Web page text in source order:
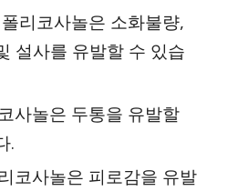
리코사놀은 소화불량,
설사를 유발할 수 있습
사놀은 두통을 유발할
.
코사놀은 피로감을 유발